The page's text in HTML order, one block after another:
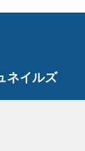
ネイルズ